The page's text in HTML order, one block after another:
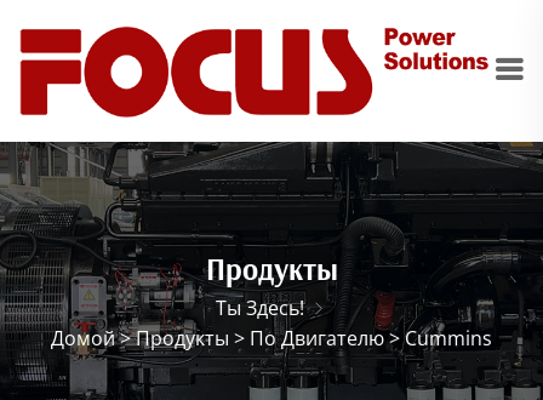
Продукты
Ты Здесь!
Домой>Продукты > По Двигателю>Cummins